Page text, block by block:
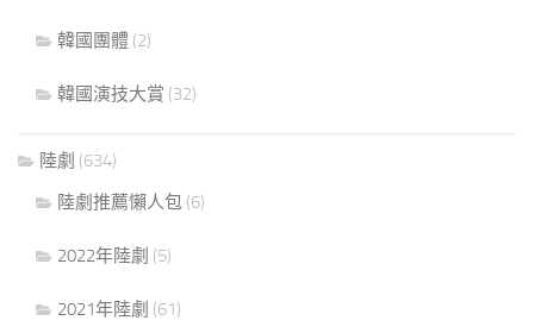
韓國團體 (2)
韓國演技大賞 (32)
陸劇 (634)
陸劇推薦懶人包 (6)
2022年陸劇 (5)
2021年陸劇 (61)